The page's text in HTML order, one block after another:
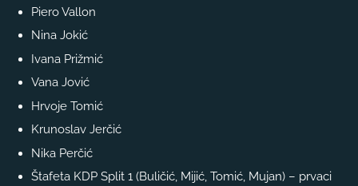
Piero Vallon
Nina Jokić
Ivana Prižmić
Vana Jović
Hrvoje Tomić
Krunoslav Jerčić
Nika Perčić
Štafeta KDP Split 1 (Buličić, Mijić, Tomić, Mujan) – prvaci